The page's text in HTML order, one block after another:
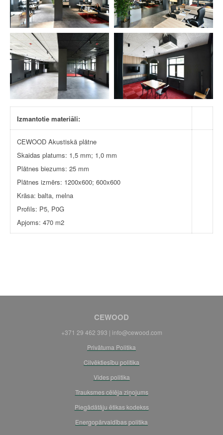
Izmantotie materiāli:
CEWOOD Akustiskā plātne
Skaidas platums: 1,5 mm; 1,0 mm
Plātnes biezums: 25 mm
Plātnes izmērs: 1200x600; 600x600
Krāsa: balta, melna
Profils: P5, P0G
Apjoms: 470 m2
CEWOOD
+371 29 462 393 | info@cewood.com
Privātuma Politika
Cilvēktiesību politika
Vides politika
Trauksmes cēlēja ziņojums
Piegādātāju ētikas kodekss
Energopārvaldības politika